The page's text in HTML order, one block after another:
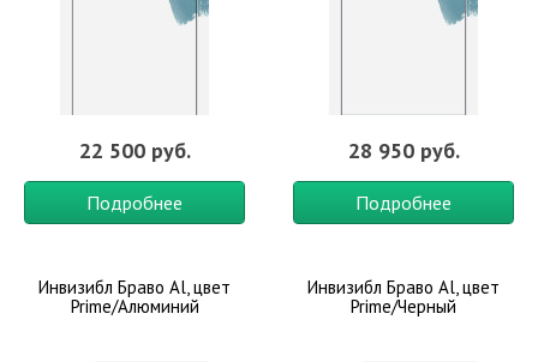
22 500 руб.
Подробнее
28 950 руб.
Подробнее
Инвизибл Браво Al, цвет
Prime/Алюминий
Инвизибл Браво Al, цвет
Prime/Черный